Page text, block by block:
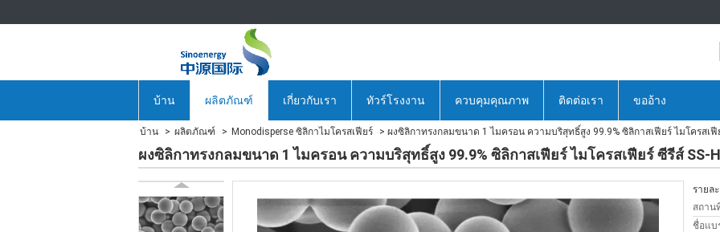
บ้าน ผลิตภัณฑ์ เกี่ยวกับเรา ทัวร์โรงงาน ควบคุมคุณภาพ ติดต่อเรา ขออ้าง
บ้าน ผลิตภัณฑ์ Monodisperse ซิลิกาไมโครสเฟียร์ ผงซิลิกาทรงกลมขนาด 1 ไมครอน ความบริสุทธิ์สูง 99.9% ซิลิกาสเฟียร์ ไมโครสเฟี
ผงซิลิกาทรงกลมขนาด 1 ไมครอน ความบริสุทธิ์สูง 99.9% ซิลิกาสเฟียร์ ไมโครสเฟียร์ ซีรีส์ SS-H
รายล
สถาน
ชื่อแบ